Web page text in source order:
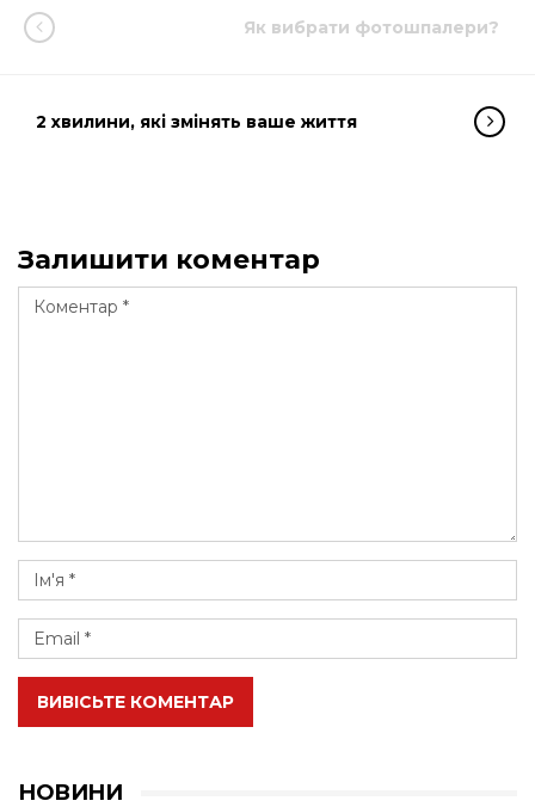
Як вибрати фотошпалери?
2 хвилини, які змінять ваше життя
Залишити коментар
ВИВІСЬТЕ КОМЕНТАР
НОВИНИ